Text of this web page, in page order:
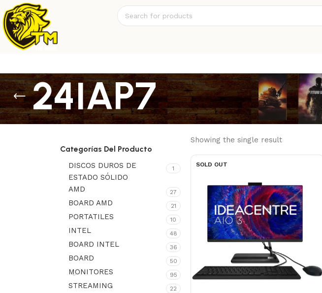
24IAP7
Categorías Del Producto
DISCOS DUROS DE
ESTADO SÓLIDO
1
AMD 27
BOARD AMD 21
PORTATILES 10
INTEL 48
BOARD INTEL 36
BOARD 50
MONITORES 95
STREAMING 22
Showing the single result
SOLD OUT